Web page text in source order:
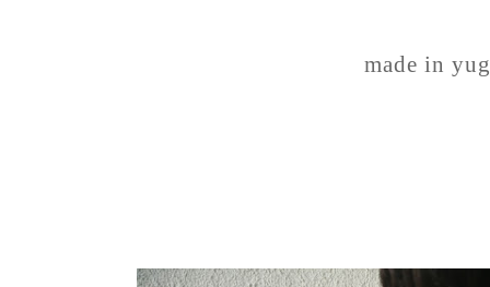
made in